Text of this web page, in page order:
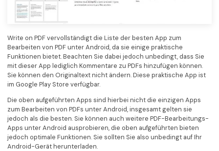
Write on PDF vervollständigt die Liste der besten App zum
Bearbeiten von PDF unter Android, da sie einige praktische
Funktionen bietet. Beachten Sie dabei jedoch unbedingt, dass Sie
mit dieser App lediglich Kommentare zu PDFs hinzufügen können.
Sie können den Originaltext nicht ändern. Diese praktische App ist
im Google Play Store verfügbar.
Die oben aufgeführten Apps sind hierbei nicht die einzigen Apps
zum Bearbeiten von PDFs unter Android, insgesamt gelten sie
jedoch als die besten. Sie können auch weitere PDF-Bearbeitungs-
Apps unter Android ausprobieren, die oben aufgeführten bieten
jedoch optimale Funktionen. Sie sollten Sie also unbedingt auf Ihr
Android-Gerät herunterladen.